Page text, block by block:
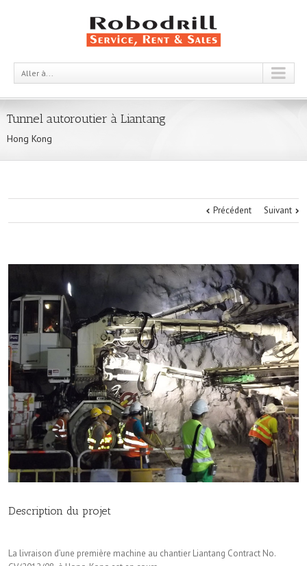
Aller à...
Tunnel autoroutier à Liantang
Hong Kong
Précédent Suivant
Description du projet
La livraison d’une première machine au chantier Liantang Contract No.